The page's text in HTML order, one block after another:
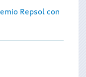
Repsol con